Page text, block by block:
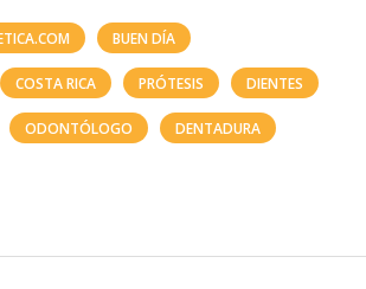
BUEN DÍA
COSTA RICA PRÓTESIS DIENTES
ODONTÓLOGO DENTADURA